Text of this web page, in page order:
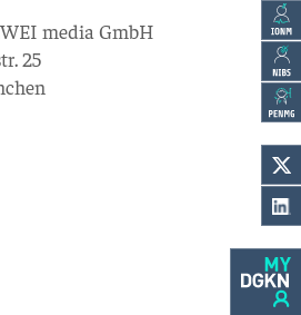
media GmbH
25